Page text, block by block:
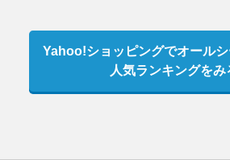
Yahoo!ショッピングでオール
人気ランキングをみ